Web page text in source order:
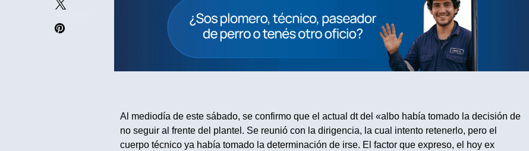
Al mediodía de este sábado, se confirmo que el actual dt del «albo había tomado la decisión de
no seguir al frente del plantel. Se reunió con la dirigencia, la cual intento retenerlo, pero el
cuerpo técnico ya había tomado la determinación de irse. El factor que expreso, el hoy ex